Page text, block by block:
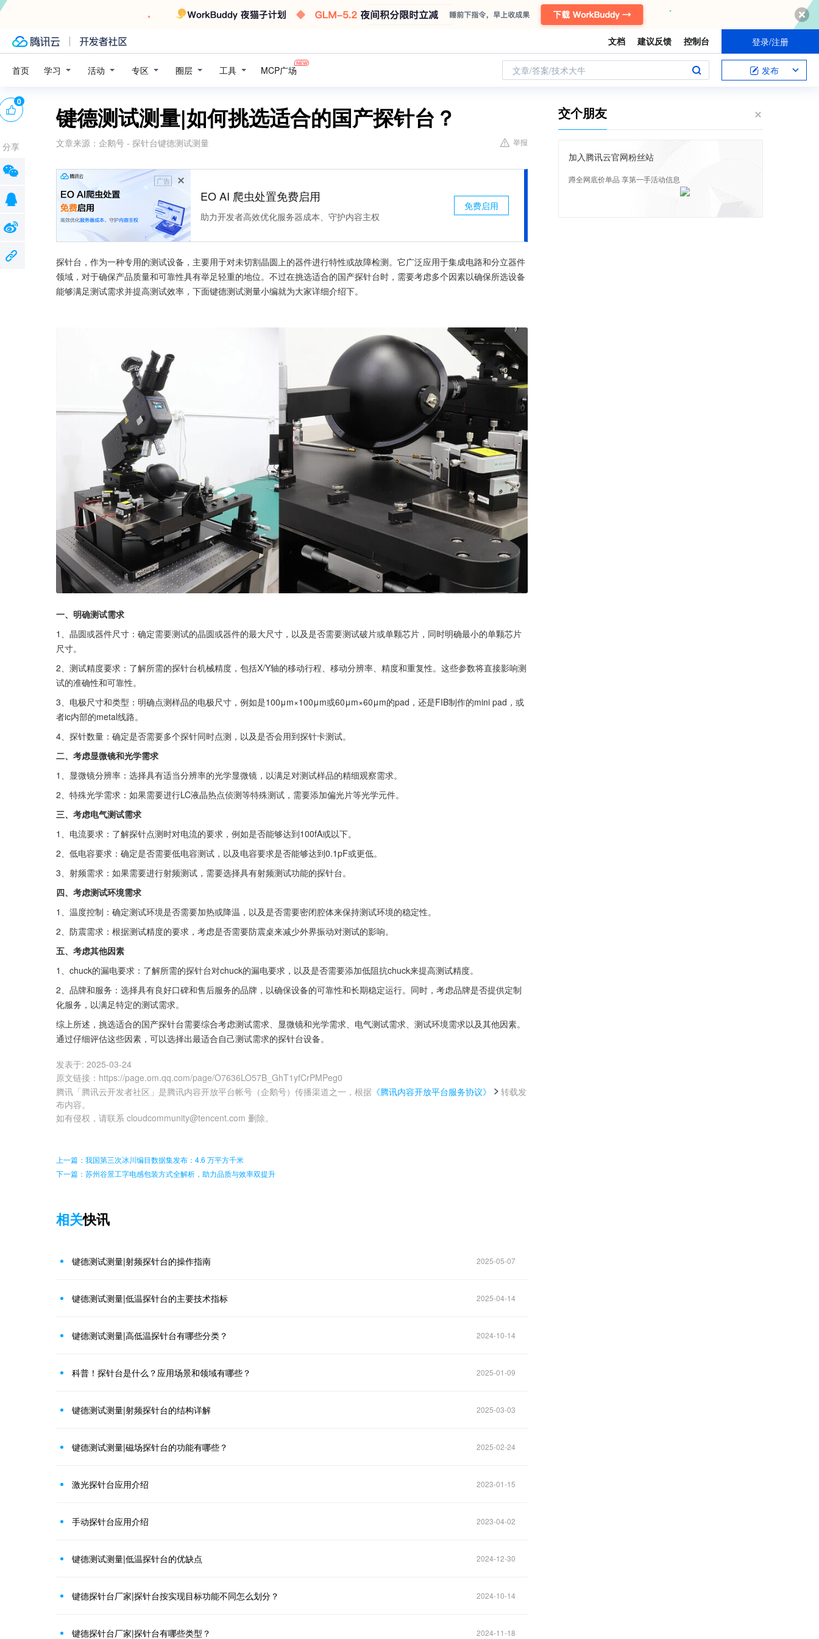
文档 建议反馈 控制台 登录/注册
首页 学习 活动 专区 圈层 工具 MCP广场 文章/答案/技术大牛 发布
键德测试测量|如何挑选适合的国产探针台？
文章来源： 企鹅号 - 探针台键德测试测量 举报
广告
EO AI 爬虫处置免费启用
助力开发者高效优化服务器成本、守护内容主权
免费启用
探针台，作为一种专用的测试设备，主要用于对未切割晶圆上的器件进行特性或故障检测。它广泛应用于集成电路和分立器件
领域，对于确保产品质量和可靠性具有举足轻重的地位。不过在挑选适合的国产探针台时，需要考虑多个因素以确保所选设备
能够满足测试需求并提高测试效率，下面键德测试测量小编就为大家详细介绍下。
一、明确测试需求
1、晶圆或器件尺寸：确定需要测试的晶圆或器件的最大尺寸，以及是否需要测试破片或单颗芯片，同时明确最小的单颗芯片
尺寸。
2、测试精度要求：了解所需的探针台机械精度，包括X/Y轴的移动行程、移动分辨率、精度和重复性。这些参数将直接影响测
试的准确性和可靠性。
3、电极尺寸和类型：明确点测样品的电极尺寸，例如是100μm×100μm或60μm×60μm的pad，还是FIB制作的mini pad，或
者ic内部的metal线路。
4、探针数量：确定是否需要多个探针同时点测，以及是否会用到探针卡测试。
二、考虑显微镜和光学需求
1、显微镜分辨率：选择具有适当分辨率的光学显微镜，以满足对测试样品的精细观察需求。
2、特殊光学需求：如果需要进行LC液晶热点侦测等特殊测试，需要添加偏光片等光学元件。
三、考虑电气测试需求
1、电流要求：了解探针点测时对电流的要求，例如是否能够达到100fA或以下。
2、低电容要求：确定是否需要低电容测试，以及电容要求是否能够达到0.1pF或更低。
3、射频需求：如果需要进行射频测试，需要选择具有射频测试功能的探针台。
四、考虑测试环境需求
1、温度控制：确定测试环境是否需要加热或降温，以及是否需要密闭腔体来保持测试环境的稳定性。
2、防震需求：根据测试精度的要求，考虑是否需要防震桌来减少外界振动对测试的影响。
五、考虑其他因素
1、chuck的漏电要求：了解所需的探针台对chuck的漏电要求，以及是否需要添加低阻抗chuck来提高测试精度。
2、品牌和服务：选择具有良好口碑和售后服务的品牌，以确保设备的可靠性和长期稳定运行。同时，考虑品牌是否提供定制
化服务，以满足特定的测试需求。
综上所述，挑选适合的国产探针台需要综合考虑测试需求、显微镜和光学需求、电气测试需求、测试环境需求以及其他因素。
通过仔细评估这些因素，可以选择出最适合自己测试需求的探针台设备。
发表于: 2025-03-24
原文链接 ： https://page.om.qq.com/page/O7636LO57B_GhT1yfCrPMPeg0
腾讯「腾讯云开发者社区」是腾讯内容开放平台帐号（企鹅号）传播渠道之一，根据 《腾讯内容开放平台服务协议》
转载发
布内容。
如有侵权，请联系 cloudcommunity@tencent.com 删除。
0
分享
上一篇：我国第三次冰川编目数据集发布：4.6 万平方千米
下一篇：苏州谷景工字电感包装方式全解析，助力品质与效率双提升
相关快讯
键德测试测量|射频探针台的操作指南 2025-05-07
键德测试测量|低温探针台的主要技术指标 2025-04-14
键德测试测量|高低温探针台有哪些分类？ 2024-10-14
科普！探针台是什么？应用场景和领域有哪些？ 2025-01-09
键德测试测量|射频探针台的结构详解 2025-03-03
键德测试测量|磁场探针台的功能有哪些？ 2025-02-24
激光探针台应用介绍 2023-01-15
手动探针台应用介绍 2023-04-02
键德测试测量|低温探针台的优缺点 2024-12-30
键德探针台厂家|探针台按实现目标功能不同怎么划分？ 2024-10-14
键德探针台厂家|探针台有哪些类型？ 2024-11-18
交个朋友
加入腾讯云官网粉丝站
蹲全网底价单品 享第一手活动信息